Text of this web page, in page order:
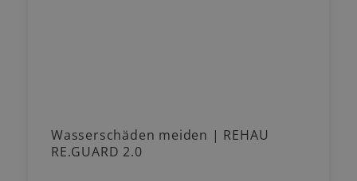
Wasserschäden meiden | REHAU
RE.GUARD 2.0